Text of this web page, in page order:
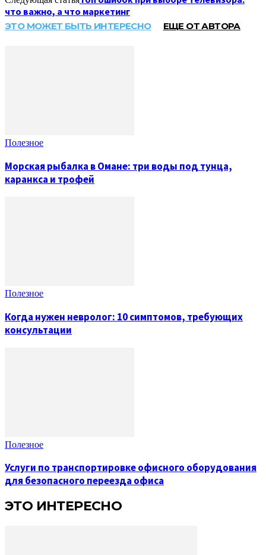
что важно, а что маркетинг
ЭТО МОЖЕТ БЫТЬ ИНТЕРЕСНО ЕЩЕ ОТ АВТОРА
Полезное
Морская рыбалка в Омане: три воды под тунца,
каранкса и трофей
Полезное
Когда нужен невролог: 10 симптомов, требующих
консультации
Полезное
Услуги по транспортировке офисного оборудования
для безопасного переезда офиса
ЭТО ИНТЕРЕСНО